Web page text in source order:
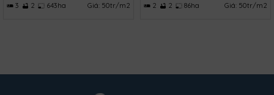
3 2 643ha Giá: 50tr/m2 2 2 86ha Giá: 50tr/m2